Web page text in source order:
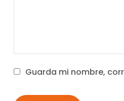
Guarda mi nombre,